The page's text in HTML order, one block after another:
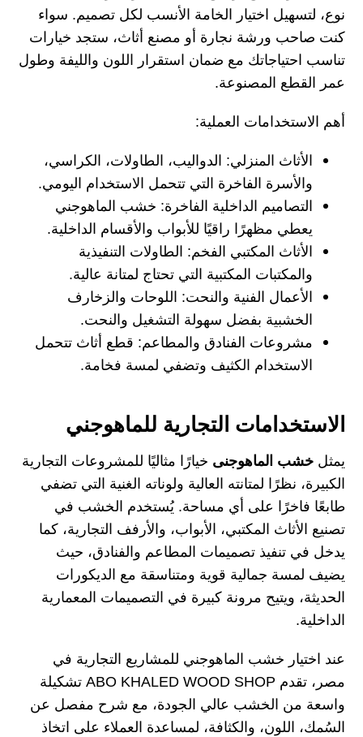
نوع، لتسهيل اختيار الخامة الأنسب لكل تصميم. سواء
كنت صاحب ورشة نجارة أو مصنع أثاث، ستجد خيارات
تناسب احتياجاتك مع ضمان استقرار اللون والليفة وطول
عمر القطع المصنوعة.
أهم الاستخدامات العملية:
الأثاث المنزلي: الدواليب، الطاولات، الكراسي،
والأسرة الفاخرة التي تتحمل الاستخدام اليومي.
التصاميم الداخلية الفاخرة: خشب الماهوجني
يعطي مظهرًا راقيًا للأبواب والأقسام الداخلية.
الأثاث المكتبي الفخم: الطاولات التنفيذية
والمكتبات المكتبية التي تحتاج لمتانة عالية.
الأعمال الفنية والنحت: اللوحات والزخارف
الخشبية بفضل سهولة التشغيل والنحت.
مشروعات الفنادق والمطاعم: قطع أثاث تتحمل
الاستخدام الكثيف وتضفي لمسة فخامة.
الاستخدامات التجارية للماهوجني
يمثلخشب الماهوجنى خيارًا مثاليًا للمشروعات التجارية
الكبيرة، نظرًا لمتانته العالية ولوناته الغنية التي تضفي
طابعًا فاخرًا على أي مساحة. يُستخدم الخشب في
تصنيع الأثاث المكتبي، الأبواب، والأرفف التجارية، كما
يدخل في تنفيذ تصميمات المطاعم والفنادق، حيث
يضيف لمسة جمالية قوية ومتناسقة مع الديكورات
الحديثة، ويتيح مرونة كبيرة في التصميمات المعمارية
الداخلية.
عند اختيار خشب الماهوجني للمشاريع التجارية في
مصر، تقدم ABO KHALED WOOD SHOP تشكيلة
واسعة من الخشب عالي الجودة، مع شرح مفصل عن
السُمك، اللون، والكثافة، لمساعدة العملاء على اتخاذ